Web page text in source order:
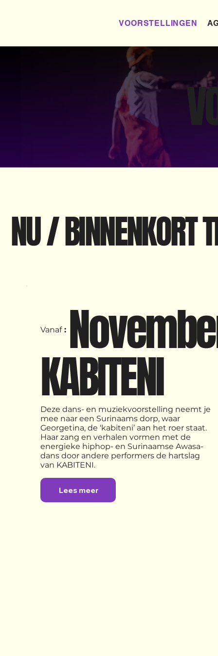
VOORSTELLINGEN
NU / BINNENKORT
Vanaf:
KABITENI
Deze dans- en muziekvoorstelling neemt je
mee naar een Surinaams dorp, waar
Georgetina, de ‘kabiteni’ aan het roer staat.
Haar zang en verhalen vormen met de
energieke hiphop- en Surinaamse Awasa-
dans door andere performers de hartslag
van KABITENI.
Lees meer